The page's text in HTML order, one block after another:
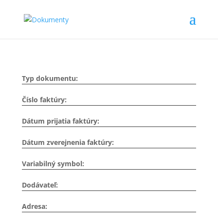
Typ dokumentu:
Číslo faktúry:
Dátum prijatia faktúry:
Dátum zverejnenia faktúry:
Variabilný symbol:
Dodávateľ:
Adresa: